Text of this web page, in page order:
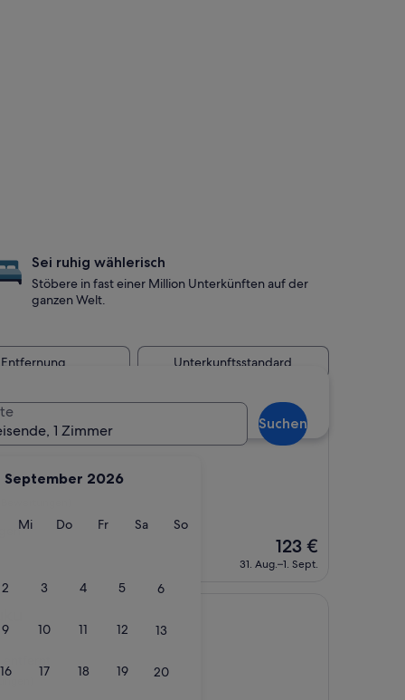
September 2026
MiMittwoch
DoDonnerstag
FrFreitag
SaSamstag
SoSonntag
2 3 4 5 6
9 10 11 12 13
16 17 18 19 20
1 Zimmer
Suchen
Sei ruhig wählerisch
Stöbere in fast einer Million Unterkünften auf der
ganzen Welt.
Entfernung Unterkunftsstandard
Hotel
Der
Preis
beträgt
123 €
31. Aug.–1. Sept.